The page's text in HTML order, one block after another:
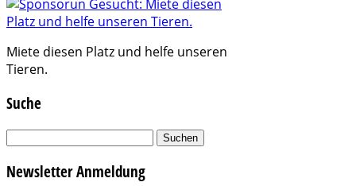
Miete diesen Platz und helfe unseren
Tieren.
Suche
Suchen
Newsletter Anmeldung